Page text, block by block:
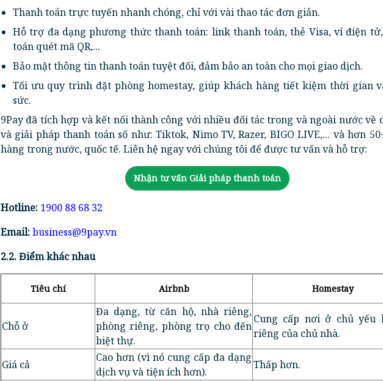
Thanh toán trực tuyến nhanh chóng, chỉ với vài thao tác đơn giản.
Hỗ trợ đa dạng phương thức thanh toán: link thanh toán, thẻ Visa, ví điện
toán quét mã QR,...
Bảo mật thông tin thanh toán tuyệt đối, đảm bảo an toàn cho mọi giao dịch.
Tối ưu quy trình đặt phòng homestay, giúp khách hàng tiết kiệm thời gian
sức.
9Pay đã tích hợp và kết nối thành công với nhiều đối tác trong và ngoài nước về
và giải pháp thanh toán số như: Tiktok, Nimo TV, Razer, BIGO LIVE,... và hơn
hàng trong nước, quốc tế. Liên hệ ngay với chúng tôi để được tư vấn và hỗ trợ:
Nhận tư vấn Giải pháp thanh toán
Hotline: 1900 88 68 32
Email:business@9pay.vn
2.2. Điểm khác nhau
Tiêu chí Airbnb Homestay
Chỗ ở
Đa dạng, từ căn hộ, nhà riêng,
phòng riêng, phòng trọ cho đến
biệt thự.
Cung cấp nơi ở chủ yếu
riêng của chủ nhà.
Giá cả
Cao hơn (vì nó cung cấp đa dạng
dịch vụ và tiện ích hơn).
Thấp hơn.